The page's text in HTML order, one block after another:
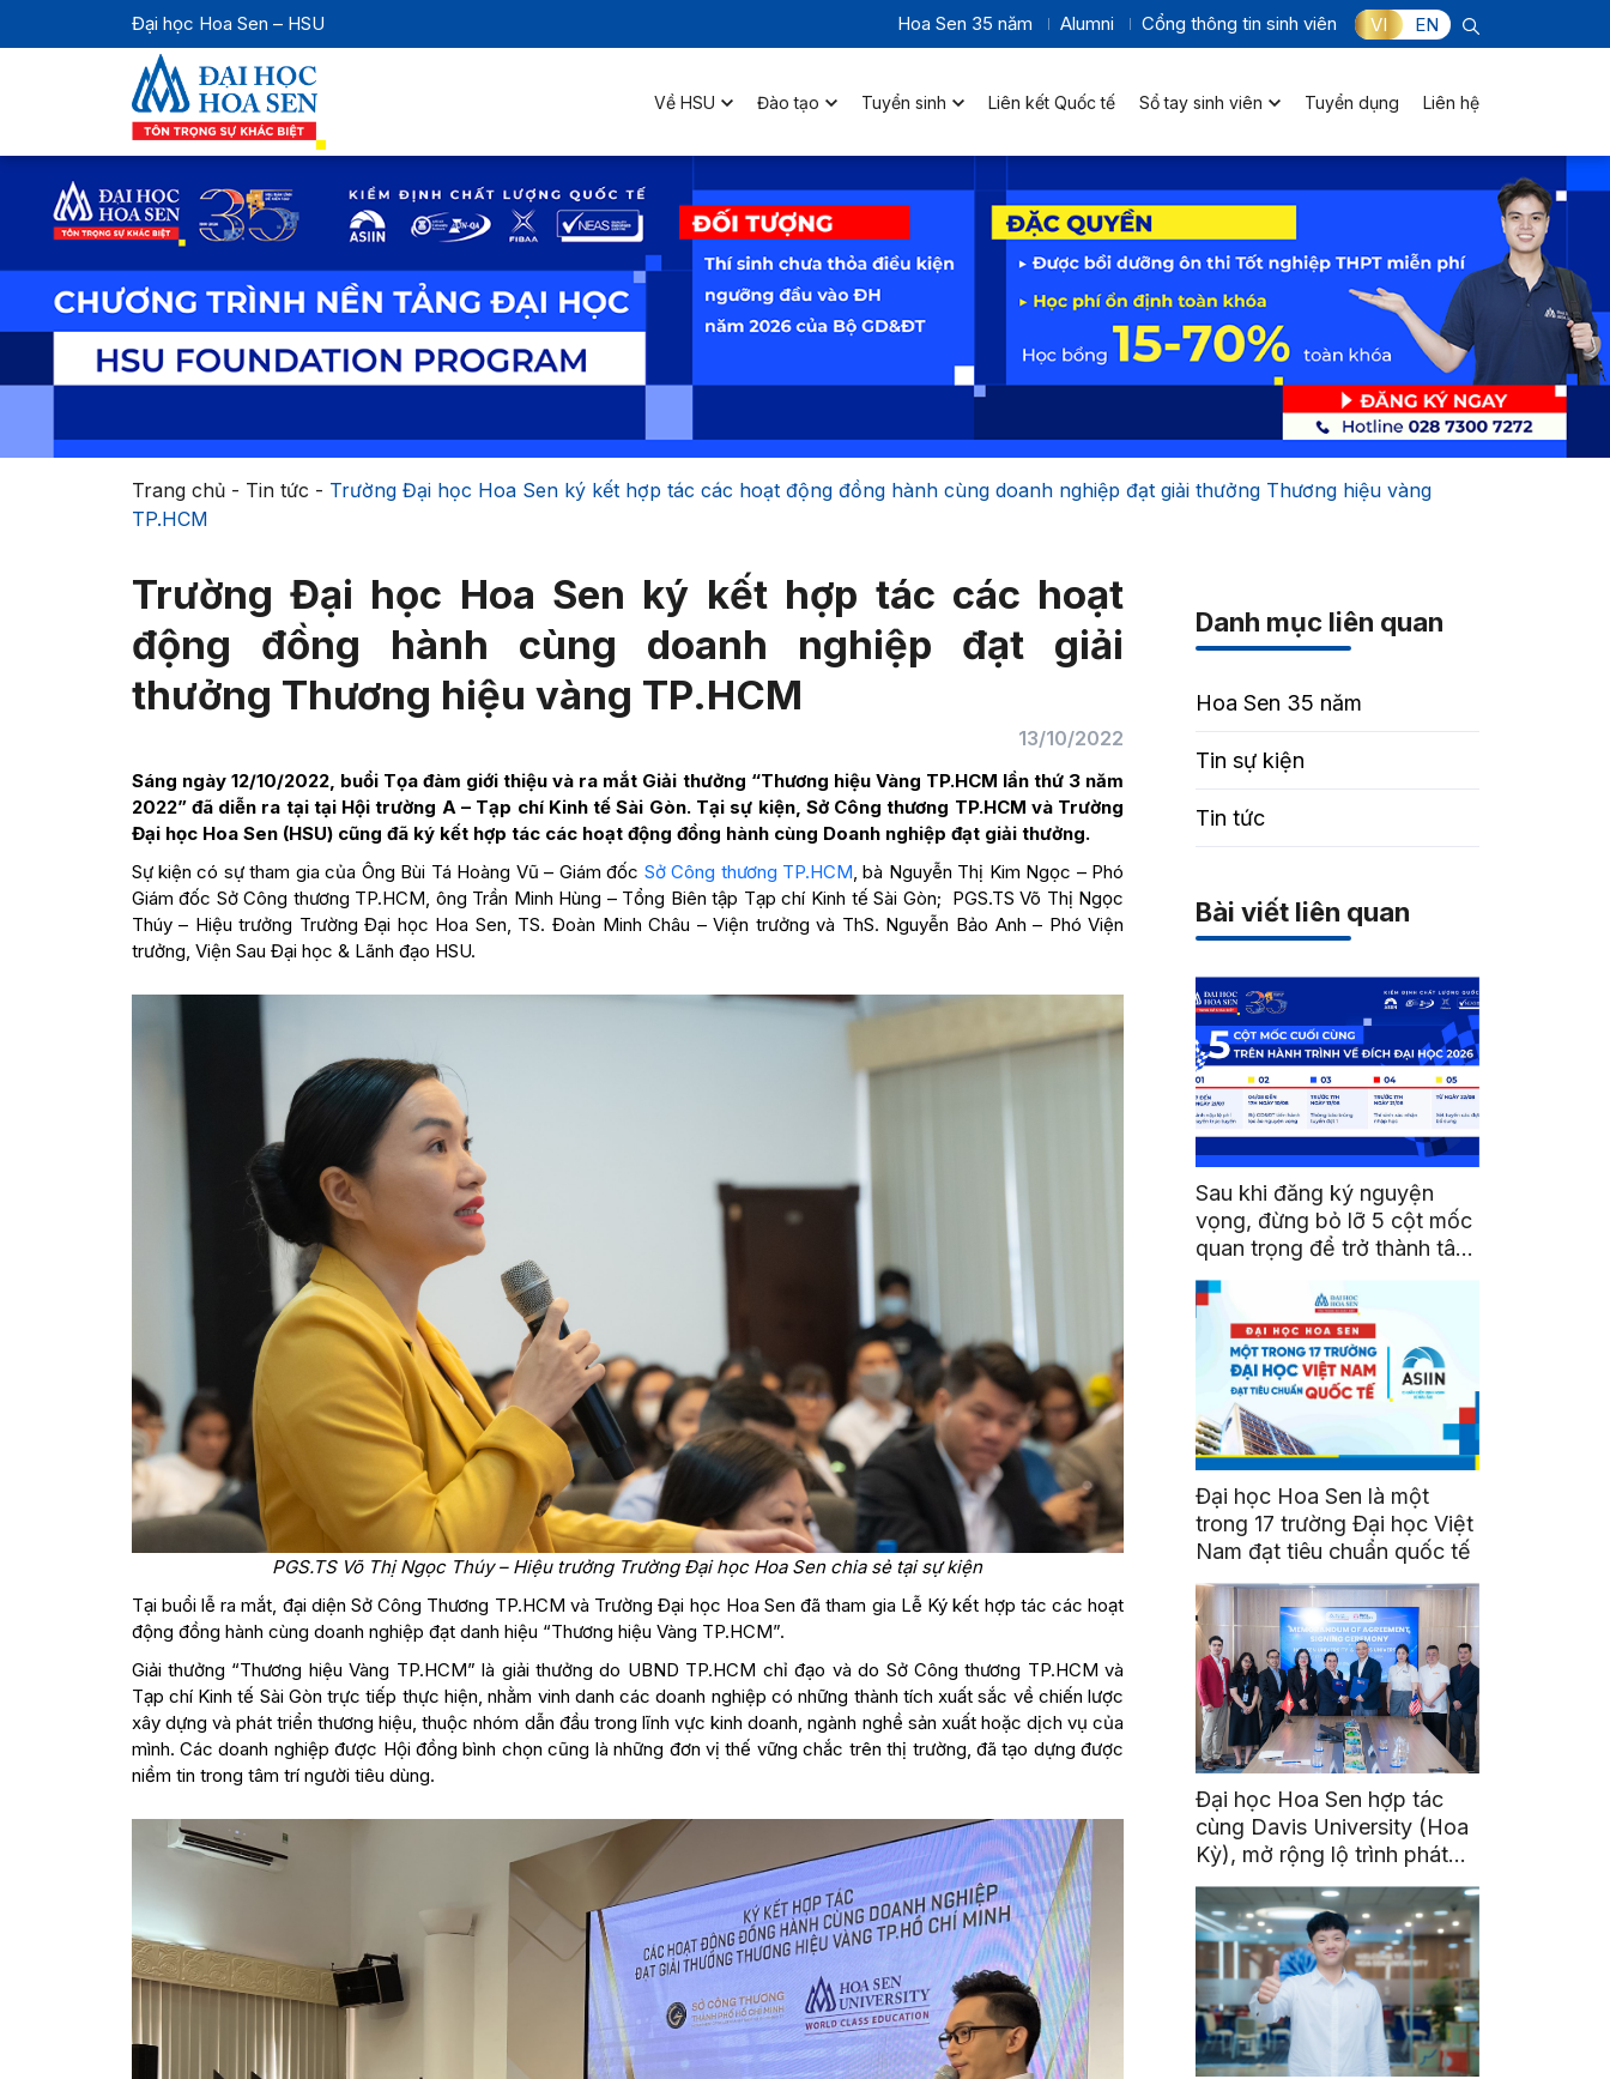
Đại học Hoa Sen – HSU Hoa Sen 35 năm Alumni Cổng thông tin sinh viên VI EN
Về HSU Đào tạo Tuyển sinh Liên kết Quốc tế Sổ tay sinh viên Tuyển dụng Liên hệ
Trang chủ- Tin tức - Trường Đại học Hoa Sen ký kết hợp tác các hoạt động đồng hành cùng doanh nghiệp đạt giải thưởng Thương hiệu vàng
TP.HCM
Trường Đại học Hoa Sen ký kết hợp tác các hoạt
động đồng hành cùng doanh nghiệp đạt giải
thưởng Thương hiệu vàng TP.HCM
13/10/2022
Sáng ngày 12/10/2022, buổi Tọa đàm giới thiệu và ra mắt Giải thưởng “Thương hiệu Vàng TP.HCM lần thứ 3 năm
2022” đã diễn ra tại tại Hội trường A – Tạp chí Kinh tế Sài Gòn. Tại sự kiện, Sở Công thương TP.HCM và Trường
Đại học Hoa Sen (HSU) cũng đã ký kết hợp tác các hoạt động đồng hành cùng Doanh nghiệp đạt giải thưởng.
Sự kiện có sự tham gia của Ông Bùi Tá Hoàng Vũ – Giám đốc Sở Công thương TP.HCM, bà Nguyễn Thị Kim Ngọc – Phó
Giám đốc Sở Công thương TP.HCM, ông Trần Minh Hùng – Tổng Biên tập Tạp chí Kinh tế Sài Gòn; PGS.TS Võ Thị Ngọc
Thúy – Hiệu trưởng Trường Đại học Hoa Sen, TS. Đoàn Minh Châu – Viện trưởng và ThS. Nguyễn Bảo Anh – Phó Viện
trưởng, Viện Sau Đại học & Lãnh đạo HSU.
PGS.TS Võ Thị Ngọc Thúy – Hiệu trưởng Trường Đại học Hoa Sen chia sẻ tại sự kiện
Tại buổi lễ ra mắt, đại diện Sở Công Thương TP.HCM và Trường Đại học Hoa Sen đã tham gia Lễ Ký kết hợp tác các hoạt
động đồng hành cùng doanh nghiệp đạt danh hiệu “Thương hiệu Vàng TP.HCM”.
Giải thưởng “Thương hiệu Vàng TP.HCM” là giải thưởng do UBND TP.HCM chỉ đạo và do Sở Công thương TP.HCM và
Tạp chí Kinh tế Sài Gòn trực tiếp thực hiện, nhằm vinh danh các doanh nghiệp có những thành tích xuất sắc về chiến lược
xây dựng và phát triển thương hiệu, thuộc nhóm dẫn đầu trong lĩnh vực kinh doanh, ngành nghề sản xuất hoặc dịch vụ của
mình. Các doanh nghiệp được Hội đồng bình chọn cũng là những đơn vị thế vững chắc trên thị trường, đã tạo dựng được
niềm tin trong tâm trí người tiêu dùng.
Danh mục liên quan
Hoa Sen 35 năm
Tin sự kiện
Tin tức
Bài viết liên quan
Sau khi đăng ký nguyện
vọng, đừng bỏ lỡ 5 cột mốc
quan trọng để trở thành tân
sinh viên HSU
Đại học Hoa Sen là một
trong 17 trường Đại học Việt
Nam đạt tiêu chuẩn quốc tế
Đại học Hoa Sen hợp tác
cùng Davis University (Hoa
Kỳ), mở rộng lộ trình phát
triển toàn cầu cho sinh viên